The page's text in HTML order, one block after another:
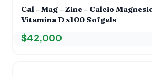
Cal – Mag – Zinc – Calcio
Vitamina D x100 Sofgels
$42,000